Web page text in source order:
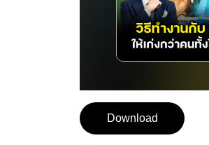
Download